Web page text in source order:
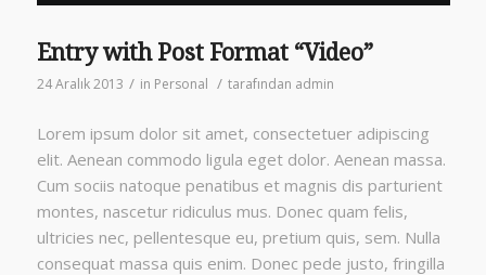
Entry with Post Format “Video”
24 Aralık 2013 / in Personal / tarafından admin
Lorem ipsum dolor sit amet, consectetuer adipiscing
elit. Aenean commodo ligula eget dolor. Aenean massa.
Cum sociis natoque penatibus et magnis dis parturient
montes, nascetur ridiculus mus. Donec quam felis,
ultricies nec, pellentesque eu, pretium quis, sem. Nulla
consequat massa quis enim. Donec pede justo, fringilla